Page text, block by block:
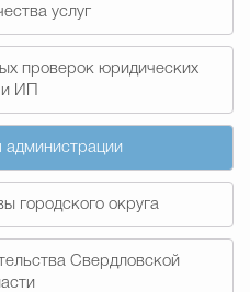
Противодействие
Муниципальные
услуг
проверок юридических
ИП
администрации
городского округа
Свердловской